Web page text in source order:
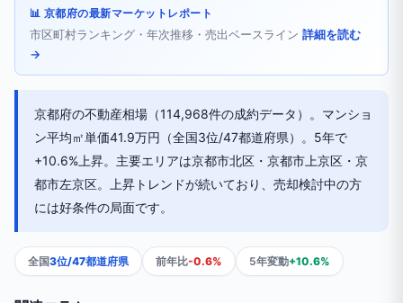
📊 京都府の最新マーケットレポート
市区町村ランキング・年次推移・売出ベースライン 詳細を読む
→
京都府の不動産相場（114,968件の成約データ）。マンショ
ン平均㎡単価41.9万円（全国3位/47都道府県）。5年で
+10.6%上昇。主要エリアは京都市北区・京都市上京区・京
都市左京区。上昇トレンドが続いており、売却検討中の方
には好条件の局面です。
全国3位/47都道府県 前年比-0.6% 5年変動+10.6%